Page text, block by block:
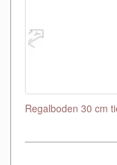
Regalboden 30 cm